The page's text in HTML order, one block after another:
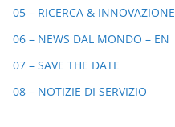
05 – RICERCA & INNOVAZIONE
06 – NEWS DAL MONDO – EN
07 – SAVE THE DATE
08 – NOTIZIE DI SERVIZIO